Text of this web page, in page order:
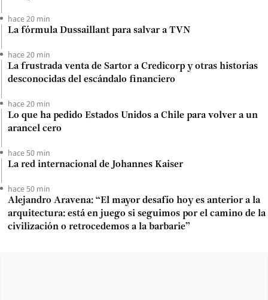
hace 20 min
La fórmula Dussaillant para salvar a TVN
hace 20 min
La frustrada venta de Sartor a Credicorp y otras historias
desconocidas del escándalo financiero
hace 20 min
Lo que ha pedido Estados Unidos a Chile para volver a un
arancel cero
hace 50 min
La red internacional de Johannes Kaiser
hace 50 min
Alejandro Aravena: “El mayor desafío hoy es anterior a la
arquitectura: está en juego si seguimos por el camino de la
civilización o retrocedemos a la barbarie”